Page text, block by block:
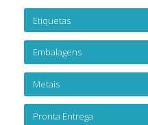
Etiquetas
Embalagens
Metais
Pronta Entrega